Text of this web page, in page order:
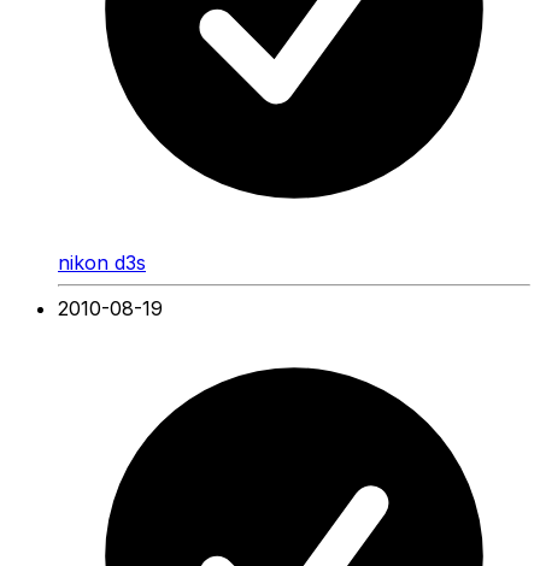
nikon d3s
2010-08-19